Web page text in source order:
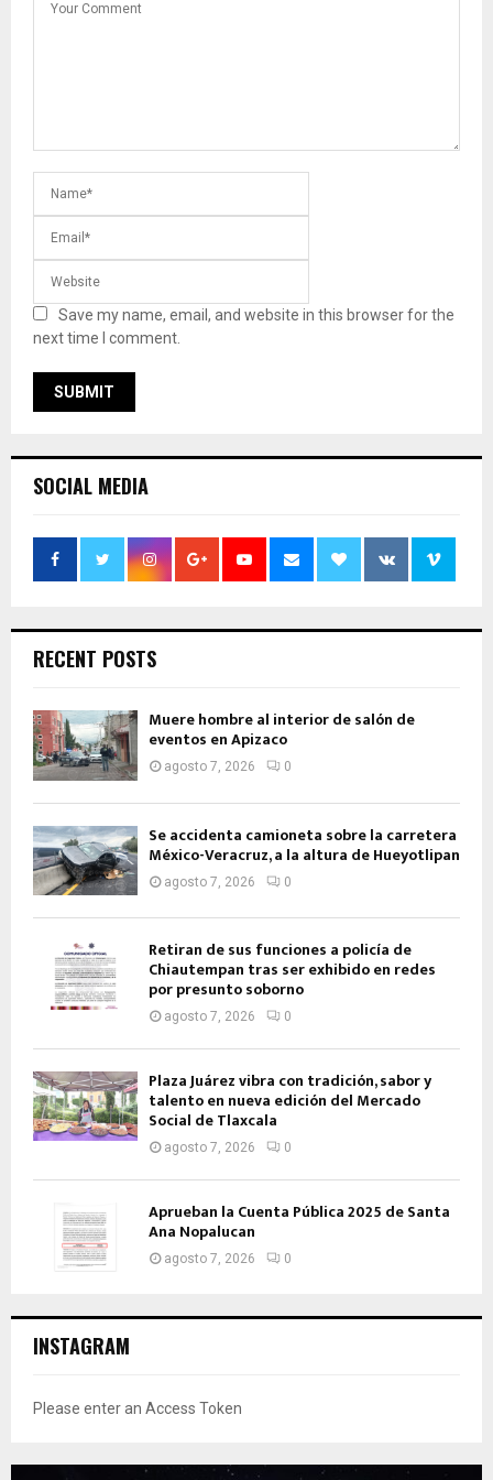
Save my name, email, and website in this browser for the
next time I comment.
SOCIAL MEDIA
RECENT POSTS
Muere hombre al interior de salón de
eventos en Apizaco
agosto 7, 2026 0
Se accidenta camioneta sobre la carretera
México-Veracruz, a la altura de Hueyotlipan
agosto 7, 2026 0
Retiran de sus funciones a policía de
Chiautempan tras ser exhibido en redes
por presunto soborno
agosto 7, 2026 0
Plaza Juárez vibra con tradición, sabor y
talento en nueva edición del Mercado
Social de Tlaxcala
agosto 7, 2026 0
Aprueban la Cuenta Pública 2025 de Santa
Ana Nopalucan
agosto 7, 2026 0
INSTAGRAM
Please enter an Access Token